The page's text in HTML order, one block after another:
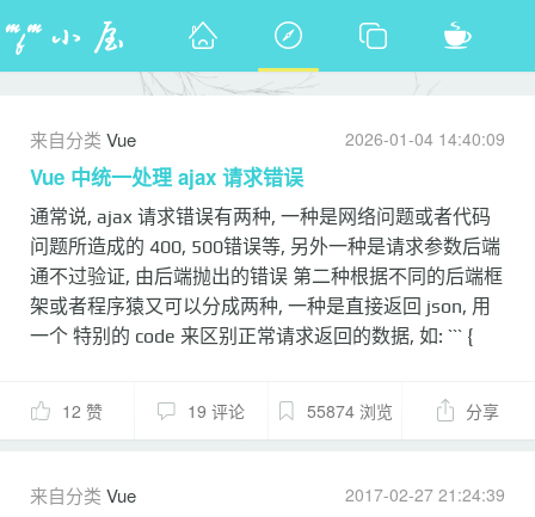
来自分类 Vue 2026-01-04 14:40:09
Vue 中统一处理 ajax 请求错误
通常说, ajax 请求错误有两种, 一种是网络问题或者代码
问题所造成的 400, 500错误等, 另外一种是请求参数后端
通不过验证, 由后端抛出的错误 第二种根据不同的后端框
架或者程序猿又可以分成两种, 一种是直接返回 json, 用
一个 特别的 code 来区别正常请求返回的数据, 如: ``` {
一种就是抛出 http 404 之类的, 然后把错误原因放在
header 里. 在组件写调用 ajax时, 通常都是这么写(这里以
axios.get('/user?ID=12345') .then(function (response) {
12 赞 19 评论 55874 浏览 分享
来自分类 Vue 2017-02-27 21:24:39